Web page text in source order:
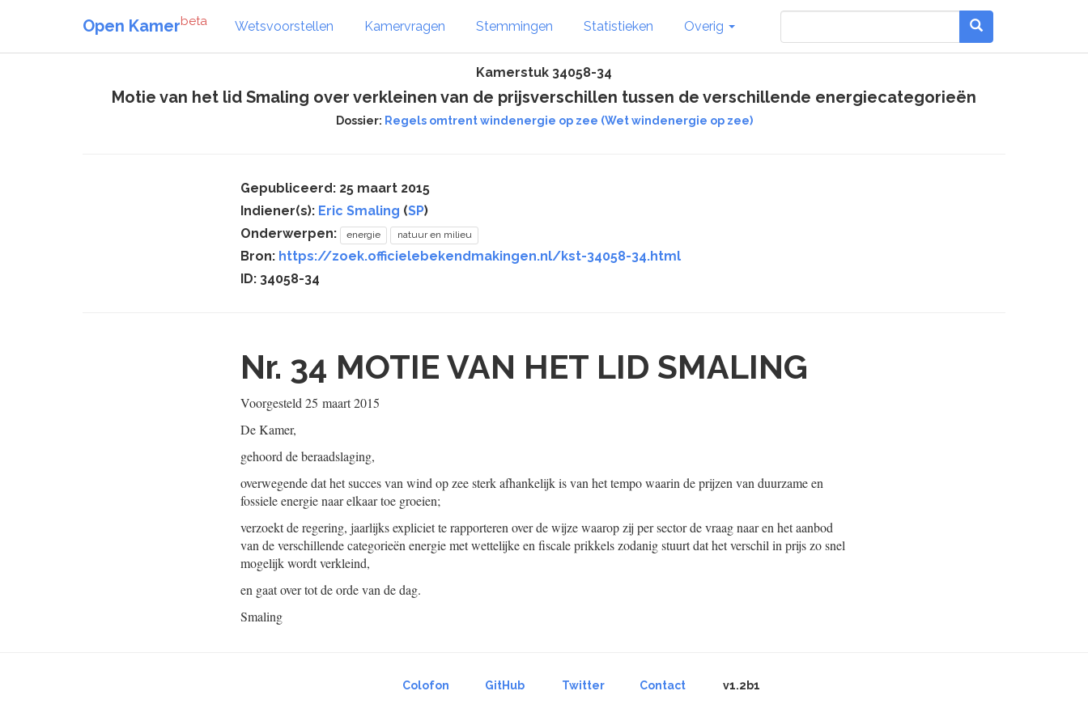
Open Kamerbeta Wetsvoorstellen Kamervragen Stemmingen Statistieken Overig
Kamerstuk 34058-34
Motie van het lid Smaling over verkleinen van de prijsverschillen tussen de verschillende energiecategorieën
Dossier: Regels omtrent windenergie op zee (Wet windenergie op zee)
Gepubliceerd: 25 maart 2015
Indiener(s): Eric Smaling (SP)
Onderwerpen:
energie natuur en milieu
Bron: https://zoek.officielebekendmakingen.nl/kst-34058-34.html
ID: 34058-34
Nr. 34 MOTIE VAN HET LID SMALING
Voorgesteld 25 maart 2015
De Kamer,
gehoord de beraadslaging,
overwegende dat het succes van wind op zee sterk afhankelijk is van het tempo waarin de prijzen van duurzame en
fossiele energie naar elkaar toe groeien;
verzoekt de regering, jaarlijks expliciet te rapporteren over de wijze waarop zij per sector de vraag naar en het aanbod
van de verschillende categorieën energie met wettelijke en fiscale prikkels zodanig stuurt dat het verschil in prijs zo snel
mogelijk wordt verkleind,
en gaat over tot de orde van de dag.
Smaling
Colofon GitHub Twitter Contact v1.2b1